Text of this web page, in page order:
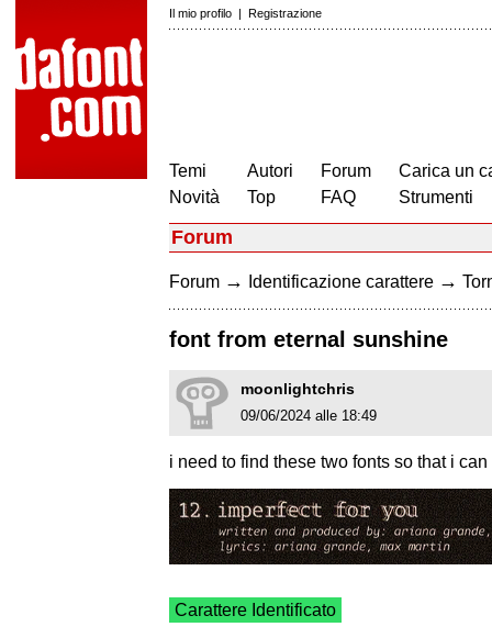
Il mio profilo | Registrazione
Temi
Novità
Autori
Top
Forum
FAQ
Carica un
Strumenti
Forum
Forum → Identificazione carattere →
font from eternal sunshine
moonlightchris
09/06/2024 alle 18:49
i need to find these two fonts so that i
Carattere Identificato